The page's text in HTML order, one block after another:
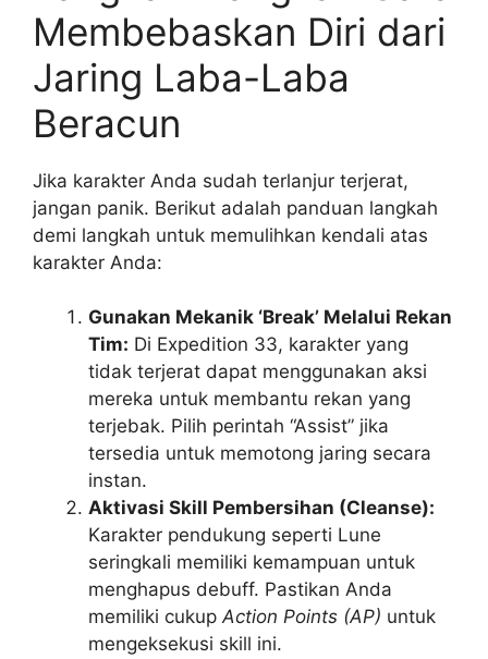
Membebaskan Diri dari
Jaring Laba-Laba
Beracun
Jika karakter Anda sudah terlanjur terjerat,
jangan panik. Berikut adalah panduan langkah
demi langkah untuk memulihkan kendali atas
karakter Anda:
Gunakan Mekanik ‘Break’ Melalui Rekan
Tim: Di Expedition 33, karakter yang
tidak terjerat dapat menggunakan aksi
mereka untuk membantu rekan yang
terjebak. Pilih perintah “Assist” jika
tersedia untuk memotong jaring secara
instan.
Aktivasi Skill Pembersihan (Cleanse):
Karakter pendukung seperti Lune
seringkali memiliki kemampuan untuk
menghapus debuff. Pastikan Anda
memiliki cukupAction Points (AP) untuk
mengeksekusi skill ini.